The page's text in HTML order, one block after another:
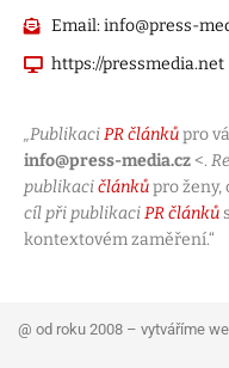
Email: info@press-
https://pressmedia.net
„PublikaciPR článkůpro
info@press-media.cz <.
publikacičlánkůpro ženy,
cíl při publikaciPR článků
kontextovém zaměření.“
@ od roku 2008 – vytváříme